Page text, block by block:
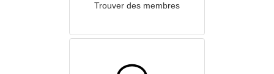
Trouver des membres